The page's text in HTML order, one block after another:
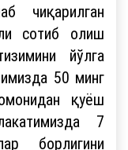
чиқарилган
сотиб олиш
йўлга
50 минг
қуёш
7
борлигини